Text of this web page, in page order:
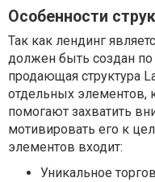
Особенности
Так как лендинг
должен быть создан
продающая структура
отдельных элементов,
помогают захватить
мотивировать его к
элементов входит:
Уникальное